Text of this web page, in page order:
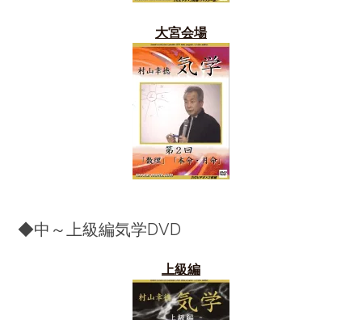
大宮会場
◆中～上級編気学DVD
上級編